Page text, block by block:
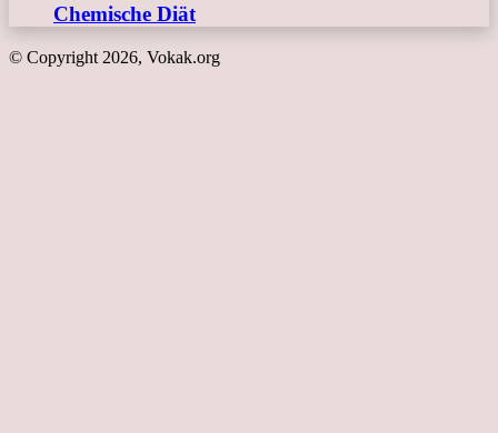
Chemische Diät
© Copyright 2026, Vokak.org